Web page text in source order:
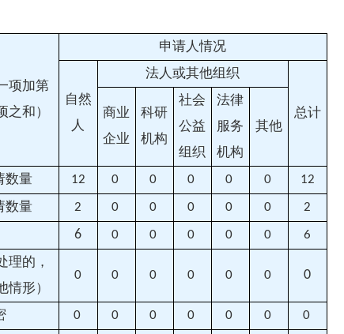
项加第
和）
申请人情况
自然
人
法人或其他组织
总计
商业
企业
科研
机构
社会
公益
组织
法律
服务
机构
其他
数量 12 0 0 0 0 0 12
数量 2 0 0 0 0 0 2
6 0 0 0 0 0 6
理的，
情形）
0 0 0 0 0 0 0
0 0 0 0 0 0 0